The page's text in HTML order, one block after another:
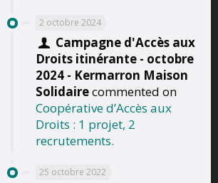
2 octobre 2024
Campagne d'Accès aux
Droits itinérante - octobre
2024 - Kermarron Maison
Solidairecommented on
Coopérative d’Accès aux
Droits : 1 projet, 2
recrutements.
25 octobre 2022